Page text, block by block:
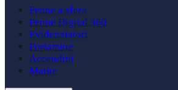
Penne a sfera
Penne Digital 360
Evidenziatori
Portamine
Accendini
Matite